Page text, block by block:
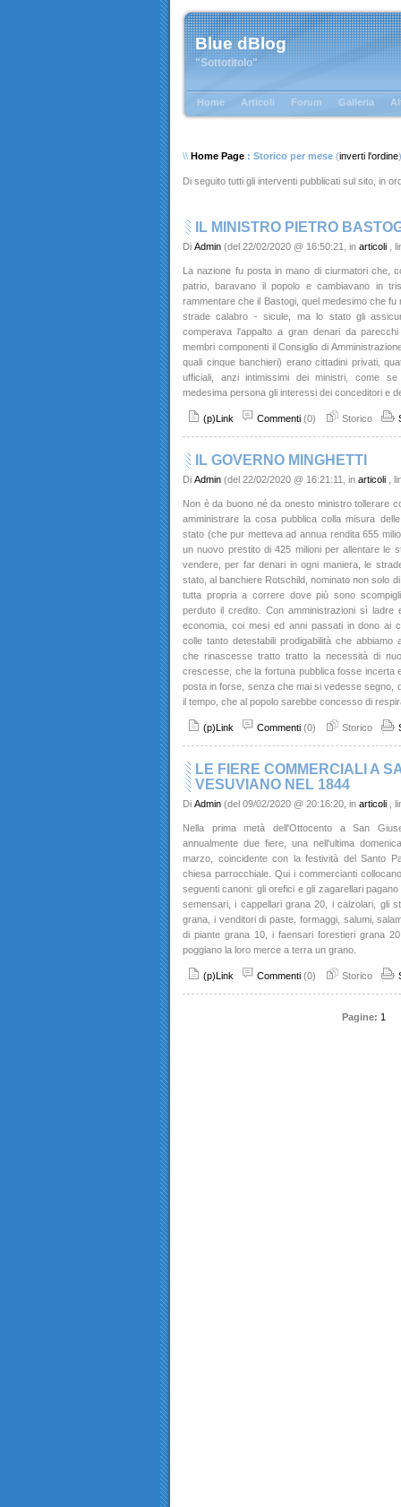
Blue dBlog
"Sottotitolo"
Home Articoli Forum Galleria
\\ Home Page : Storico per mese (inverti l'ordine)
Di seguito tutti gli interventi pubblicati sul sito, in
IL MINISTRO PIETRO
Di Admin (del 22/02/2020 @ 16:50:21, in articoli ,
La nazione fu posta in mano di ciurmatori che,
patrio, baravano il popolo e cambiavano in
rammentare che il Bastogi, quel medesimo che
strade calabro - sicule, ma lo stato gli
comperava l'appalto a gran denari da
membri componenti il Consiglio di
quali cinque banchieri) erano cittadini privati,
ufficiali, anzi intimissimi dei ministri, come
medesima persona gli interessi dei conceditori e
(p)Link Commenti (0) Storico
IL GOVERNO MINGHETTI
Di Admin (del 22/02/2020 @ 16:21:11, in articoli ,
Non è da buono né da onesto ministro tollerare
amministrare la cosa pubblica colla misura
stato (che pur metteva ad annua rendita 655
un nuovo prestito di 425 milioni per allentare le
vendere, per far denari in ogni maniera, le
stato, al banchiere Rotschild, nominato non solo
tutta propria a correre dove più sono
perduto il credito. Con amministrazioni sì ladre
economia, coi mesi ed anni passati in dono ai
colle tanto detestabili prodigabilità che abbiamo
che rinascesse tratto tratto la necessità di
crescesse, che la fortuna pubblica fosse incerta
posta in forse, senza che mai si vedesse segno,
il tempo, che al popolo sarebbe concesso di
(p)Link Commenti (0) Storico
LE FIERE COMMERCIALI A
VESUVIANO NEL 1844
Di Admin (del 09/02/2020 @ 20:16:20, in articoli ,
Nella prima metà dell'Ottocento a San
annualmente due fiere, una nell'ultima
marzo, coincidente con la festività del Santo
chiesa parrocchiale. Qui i commercianti
seguenti canoni: gli orefici e gli zagarellari
semensari, i cappellari grana 20, i calzolari, gli
grana, i venditori di paste, formaggi, salumi,
di piante grana 10, i faensari forestieri grana
poggiano la loro merce a terra un grano.
(p)Link Commenti (0) Storico
Pagine: 1